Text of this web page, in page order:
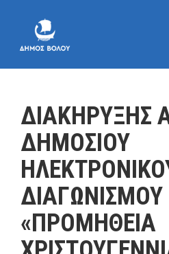
ΔΙΑΚΗΡΥΞΗΣ
ΔΗΜΟΣΙΟΥ
ΔΙΑΓΩΝΙΣΜΟΥ
«ΠΡΟΜΗΘΕΙΑ